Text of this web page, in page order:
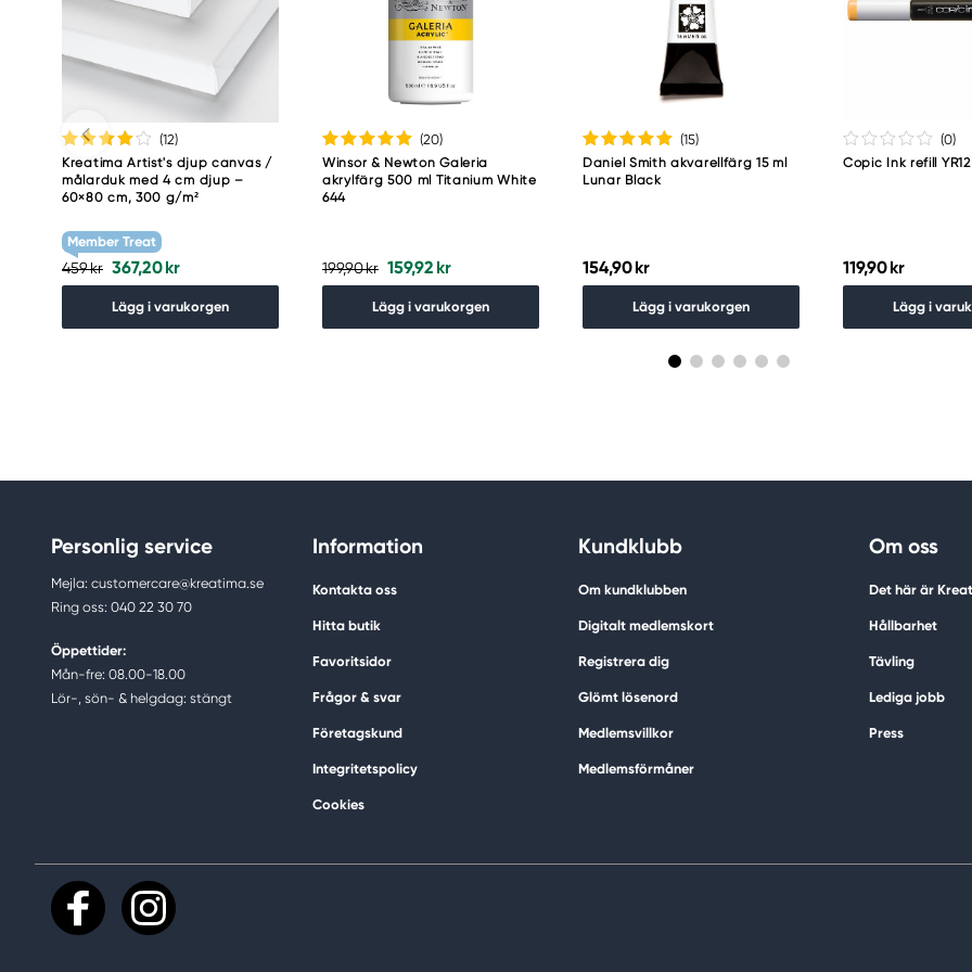
(12)
Kreatima Artist's djup canvas /
målarduk med 4 cm djup –
60×80 cm, 300 g/m²
Member Treat
459 kr 367,20 kr
Lägg i varukorgen
(20)
Winsor & Newton Galeria
akrylfärg 500 ml Titanium White
644
199,90 kr 159,92 kr
Lägg i varukorgen
(15)
Daniel Smith akvarellfärg 15 ml
Lunar Black
154,90 kr
Lägg i varukorgen
(0)
Copic Ink refill
119,90 kr
Lägg i
Personlig service
Mejla: customercare@kreatima.se
Ring oss: 040 22 30 70
Öppettider:
Mån-fre: 08.00-18.00
Lör-, sön- & helgdag: stängt
Information
Kontakta oss
Hitta butik
Favoritsidor
Frågor & svar
Företagskund
Integritetspolicy
Cookies
Kundklubb
Om kundklubben
Digitalt medlemskort
Registrera dig
Glömt lösenord
Medlemsvillkor
Medlemsförmåner
Om oss
Det här är
Hållbarhet
Tävling
Lediga jobb
Press